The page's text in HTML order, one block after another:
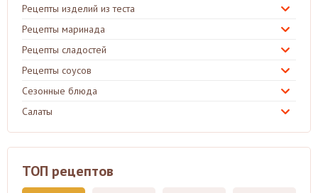
Рецепты изделий из теста
Рецепты маринада
Рецепты сладостей
Рецепты соусов
Сезонные блюда
Салаты
ТОП рецептов